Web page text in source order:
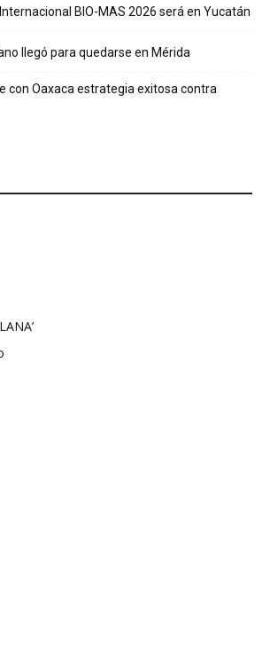
BIO-MAS 2026 será en Yucatán
llegó para quedarse en Mérida
con Oaxaca estrategia exitosa contra